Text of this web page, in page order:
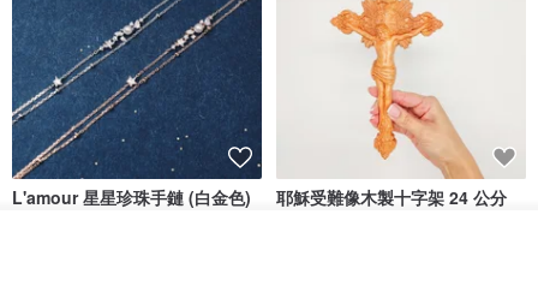
L'amour 星星珍珠手鏈 (白金色)
耶穌受難像木製十字架 24 公分